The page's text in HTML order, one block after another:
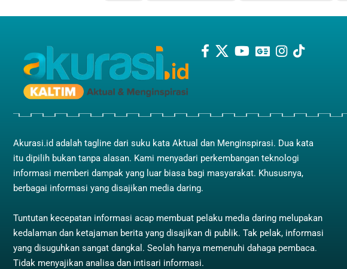
Akurasi.id adalah tagline dari suku kata Aktual dan Menginspirasi. Dua kata
itu dipilih bukan tanpa alasan. Kami menyadari perkembangan teknologi
informasi memberi dampak yang luar biasa bagi masyarakat. Khususnya,
berbagai informasi yang disajikan media daring.
Tuntutan kecepatan informasi acap membuat pelaku media daring melupakan
kedalaman dan ketajaman berita yang disajikan di publik. Tak pelak, informasi
yang disuguhkan sangat dangkal. Seolah hanya memenuhi dahaga pembaca.
Tidak menyajikan analisa dan intisari informasi.